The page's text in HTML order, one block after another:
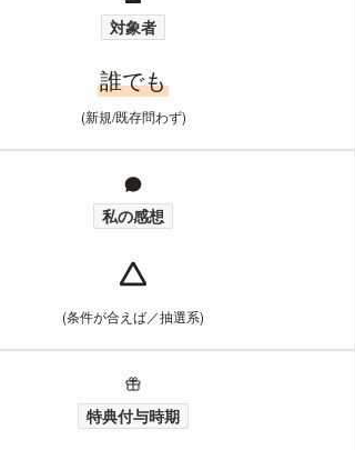
対象者
誰でも
(新規/既存問わず)
私の感想
(条件が合えば／抽選系)
特典付与時期